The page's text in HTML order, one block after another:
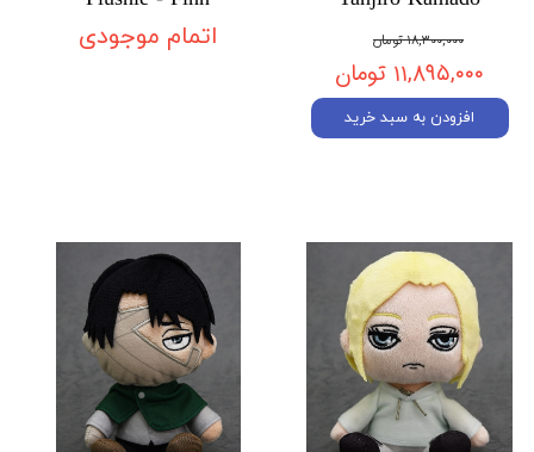
۱۸,۳۰۰,۰۰۰ تومان
۱۱,۸۹۵,۰۰۰ تومان
افزودن به سبد خرید
اتمام موجودی